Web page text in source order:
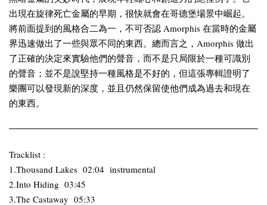
出現在旋律死亡金屬的早期，很快就會在哥德堡場景中崛起。
將前面提到的風格合二為一，不可否認 Amorphis 在當時的金屬
界迅速做出了一些與眾不同的東西。總而言之，Amorphis 做出
了正確的決定來實驗他們的聲音，而不是只局限於一種可識別
的聲音；並不是說堅持一種風格是不好的，但這張專輯證明了
樂團可以發現新的深度，並且仍然保留使他們成為過去和現在
的東西。
Tracklist :
1.Thousand Lakes 02:04 instrumental
2.Into Hiding 03:45
3.The Castaway 05:33